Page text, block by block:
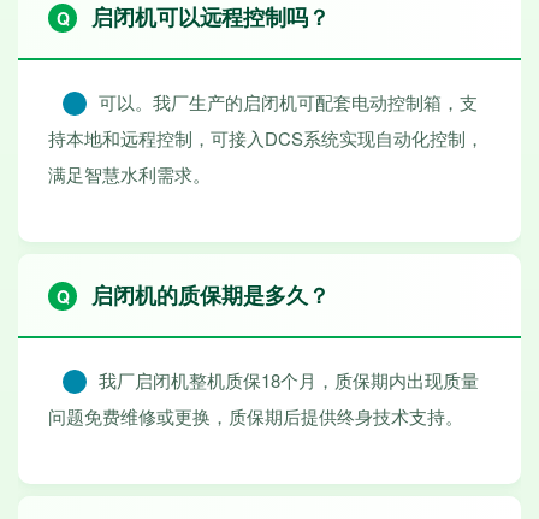
启闭机可以远程控制吗？
可以。我厂生产的启闭机可配套电动控制箱，支
持本地和远程控制，可接入DCS系统实现自动化控制，
满足智慧水利需求。
启闭机的质保期是多久？
我厂启闭机整机质保18个月，质保期内出现质量
问题免费维修或更换，质保期后提供终身技术支持。